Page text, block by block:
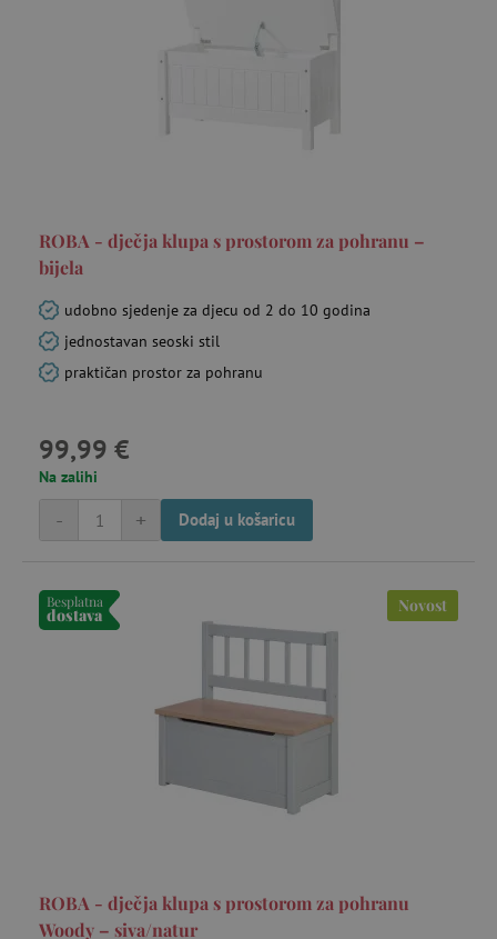
Tornjevi za učenje i rastuće stolice
Dječji ormari, police, police za knjige
ROBA - dječja klupa s prostorom za pohranu –
bijela
udobno sjedenje za djecu od 2 do 10 godina
jednostavan seoski stil
praktičan prostor za pohranu
99,99 €
Na zalihi
+
- Dodaj u košaricu
Besplatna
dostava Novost
ROBA - dječja klupa s prostorom za pohranu
Woody – siva/natur